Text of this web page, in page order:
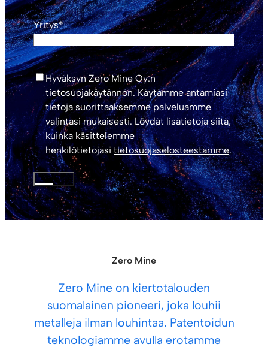
Yritys*
*
Hyväksyn Zero Mine Oy:n
tietosuojakäytännön. Käytämme antamiasi
tietoja suorittaaksemme palveluamme
valintasi mukaisesti. Löydät lisätietoja siitä,
kuinka käsittelemme
henkilötietojasi tietosuojaselosteestamme.
LÄHETÄ
Zero Mine
Zero Mine on kiertotalouden
suomalainen pioneeri, joka louhii
metalleja ilman louhintaa. Patentoidun
teknologiamme avulla erotamme